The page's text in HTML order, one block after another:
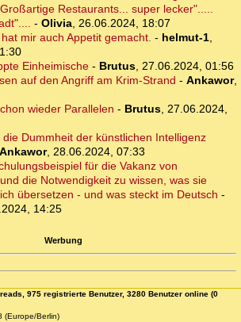
Restaurants... super lecker".....
- Olivia, 26.06.2024, 18:07
mir auch Appetit gemacht. - helmut-1,
Einheimische- Brutus, 27.06.2024, 01:56
auf den Angriff am Krim-Strand - Ankawor,
wieder Parallelen - Brutus, 27.06.2024,
die Dummheit der künstlichen Intelligenz
Ankawor, 28.06.2024, 07:33
für die Vakanz von
die Notwendigkeit zu wissen, was sie
übersetzen - und was steckt im Deutsch -
14:25
Werbung
975 registrierte Benutzer, 3280 Benutzer online (0
(Europe/Berlin)